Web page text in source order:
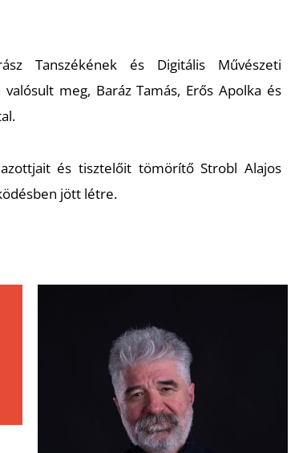
Tanszékének és Digitális Művészeti
meg, Baráz Tamás, Erős Apolka és
és tisztelőit tömörítő Strobl Alajos
jött létre.